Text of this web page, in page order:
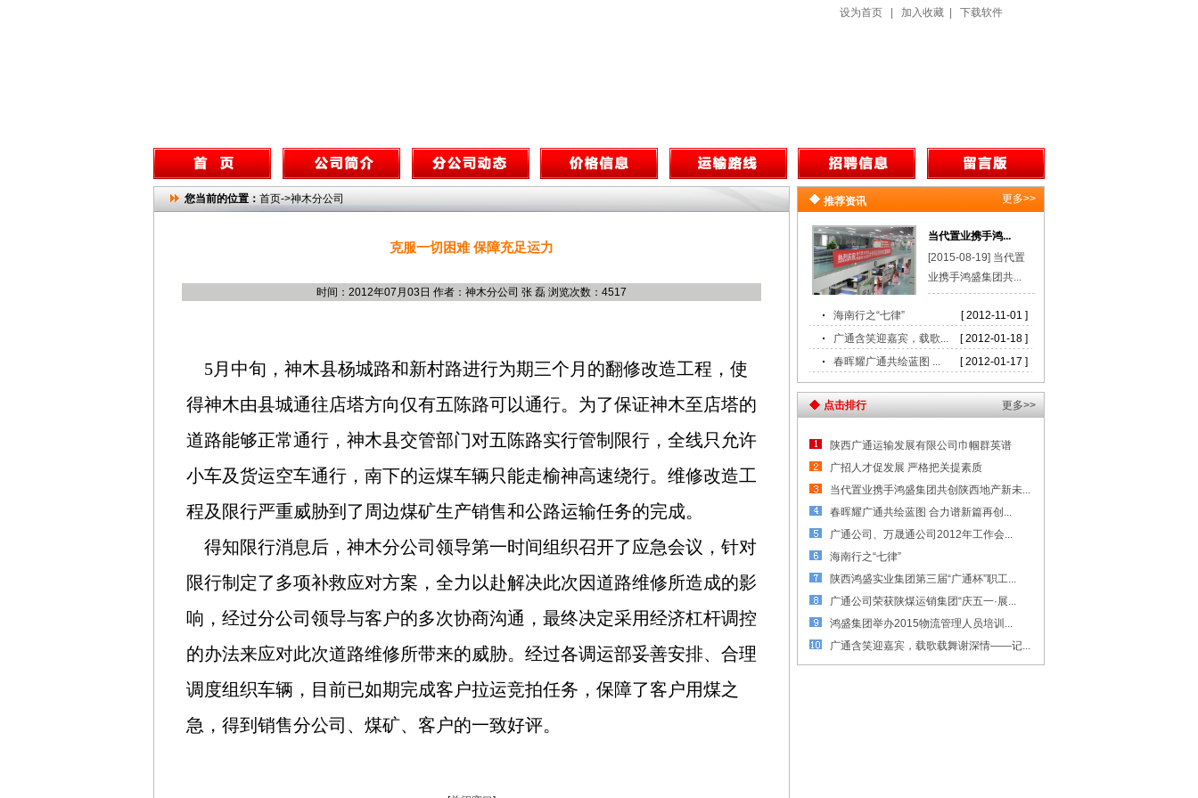
设为首页 加入收藏 下载软件
您当前的位置： 首页->神木分公司
克服一切困难 保障充足运力
时间：2012年07月03日 作者：神木分公司 张 磊 浏览次数：4517
5月中旬，神木县杨城路和新村路进行为期三个月的翻修改造工程，使
得神木由县城通往店塔方向仅有五陈路可以通行。为了保证神木至店塔的
道路能够正常通行，神木县交管部门对五陈路实行管制限行，全线只允许
小车及货运空车通行，南下的运煤车辆只能走榆神高速绕行。维修改造工
程及限行严重威胁到了周边煤矿生产销售和公路运输任务的完成。
得知限行消息后，神木分公司领导第一时间组织召开了应急会议，针对
限行制定了多项补救应对方案，全力以赴解决此次因道路维修所造成的影
响，经过分公司领导与客户的多次协商沟通，最终决定采用经济杠杆调控
的办法来应对此次道路维修所带来的威胁。经过各调运部妥善安排、合理
调度组织车辆，目前已如期完成客户拉运竞拍任务，保障了客户用煤之
急，得到销售分公司、煤矿、客户的一致好评。
推荐资讯 更多>>
当代置业携手鸿...
[2015-08-19] 当代置
业携手鸿盛集团共...
海南行之“七律”
[ 2012-11-01 ]
广通含笑迎嘉宾，载歌...
[ 2012-01-18 ]
春晖耀广通共绘蓝图 ...
[ 2012-01-17 ]
点击排行 更多>>
陕西广通运输发展有限公司巾帼群英谱
广招人才促发展 严格把关提素质
当代置业携手鸿盛集团共创陕西地产新未...
春晖耀广通共绘蓝图 合力谱新篇再创...
广通公司、万晟通公司2012年工作会...
海南行之“七律”
陕西鸿盛实业集团第三届“广通杯”职工...
广通公司荣获陕煤运销集团“庆五一·展...
鸿盛集团举办2015物流管理人员培训...
广通含笑迎嘉宾，载歌载舞谢深情——记...